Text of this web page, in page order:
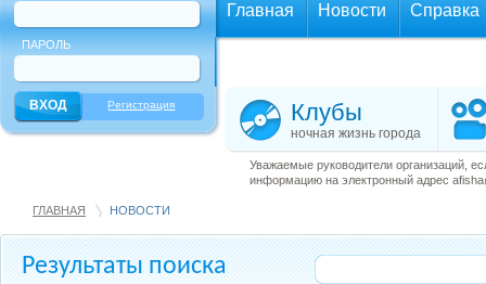
ПАРОЛЬ
Регистрация
Главная Новости Справка
Клубы
ночная жизнь города
Уважаемые руководители организаций,
информацию на электронный адрес
ГЛАВНАЯ НОВОСТИ
Результаты поиска